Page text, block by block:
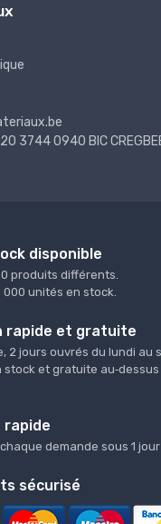
3744 0940 BIC
disponible
produits différents.
000 unités en stock.
rapide et gratuite
2 jours ouvrés du lundi au
et gratuite au‑dessus
rapide
demande sous 1 jour
sécurisé